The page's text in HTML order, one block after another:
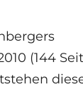
(144